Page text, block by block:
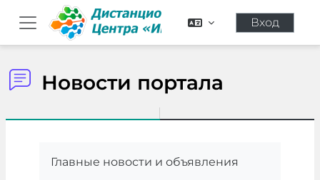
Перейти к основному содержанию
Боковая панель
Вход
Новости портала
Главные новости и объявления